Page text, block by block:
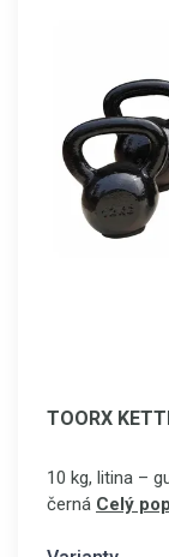
TOORX
10 kg, litina –
černá Celý